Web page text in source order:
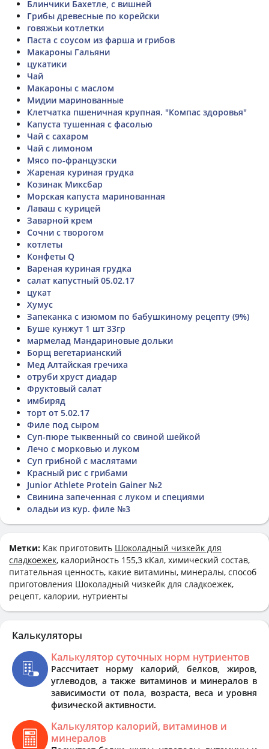
Блинчики Бахетле, с вишней
Грибы древесные по корейски
говяжьи котлетки
Паста с соусом из фарша и грибов
Макароны Гальяни
цукатики
Чай
Макароны с маслом
Мидии маринованные
Клетчатка пшеничная крупная. "Компас здоровья"
Капуста тушенная с фасолью
Чай с сахаром
Чай с лимоном
Мясо по-французски
Жареная куриная грудка
Козинак Миксбар
Морская капуста маринованная
Лаваш с курицей
Заварной крем
Сочни с творогом
котлеты
Конфеты Q
Вареная куриная грудка
салат капустный 05.02.17
цукат
Хумус
Запеканка с изюмом по бабушкиному рецепту (9%)
Буше кунжут 1 шт 33гр
мармелад Мандариновые дольки
Борщ вегетарианский
Мед Алтайская гречиха
отруби хруст диадар
Фруктовый салат
имбиряд
торт от 5.02.17
Филе под сыром
Суп-пюре тыквенный со свиной шейкой
Лечо с морковью и луком
Суп грибной с маслятами
Красный рис с грибами
Junior Athlete Protein Gainer №2
Свинина запеченная с луком и специями
оладьи из кур. филе №3
Метки: Как приготовить Шоколадный чизкейк для
сладкоежек, калорийность 155,3 кКал, химический состав,
питательная ценность, какие витамины, минералы, способ
приготовления Шоколадный чизкейк для сладкоежек,
рецепт, калории, нутриенты
Калькуляторы
Калькулятор суточных норм нутриентов
Рассчитает норму калорий, белков, жиров,
углеводов, а также витаминов и минералов в
зависимости от пола, возраста, веса и уровня
физической активности.
Калькулятор калорий, витаминов и
минералов